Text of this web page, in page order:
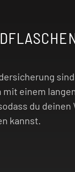
mit einem
du deinen
kannst.